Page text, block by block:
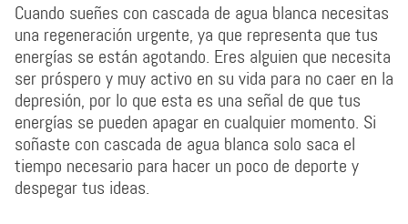
Cuando sueñes con cascada de agua blanca necesitas
una regeneración urgente, ya que representa que tus
energías se están agotando. Eres alguien que necesita
ser próspero y muy activo en su vida para no caer en la
depresión, por lo que esta es una señal de que tus
energías se pueden apagar en cualquier momento. Si
soñaste con cascada de agua blanca solo saca el
tiempo necesario para hacer un poco de deporte y
despegar tus ideas.